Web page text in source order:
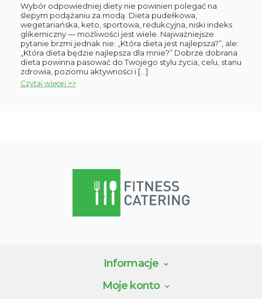
Wybór odpowiedniej diety nie powinien polegać na
ślepym podążaniu za modą. Dieta pudełkowa,
wegetariańska, keto, sportowa, redukcyjna, niski indeks
glikemiczny — możliwości jest wiele. Najważniejsze
pytanie brzmi jednak nie: „Która dieta jest najlepsza?”, ale:
„Która dieta będzie najlepsza dla mnie?” Dobrze dobrana
dieta powinna pasować do Twojego stylu życia, celu, stanu
zdrowia, poziomu aktywności i […]
Czytaj więcej >>
Informacje
Moje konto